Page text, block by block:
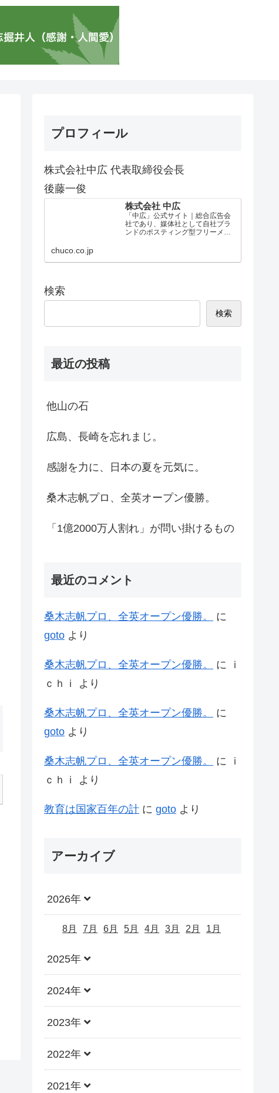
プロフィール
株式会社中広 代表取締役会長
後藤一俊
株式会社 中広
「中広」公式サイト｜総合広告会
社であり、媒体社として自社ブラ
ンドのポスティング型フリーメデ
chuco.co.jp
検索
検索
最近の投稿
他山の石
広島、長崎を忘れまじ。
感謝を力に、日本の夏を元気に。
桑木志帆プロ、全英オープン優勝。
「1億2000万人割れ」が問い掛けるもの
最近のコメント
桑木志帆プロ、全英オープン優勝。
に
goto より
桑木志帆プロ、全英オープン優勝。 に
ｉ
ｃｈｉ
より
桑木志帆プロ、全英オープン優勝。
に
goto より
桑木志帆プロ、全英オープン優勝。 に
ｉ
ｃｈｉ
より
教育は国家百年の計 に goto より
アーカイブ
2026年
8月 7月 6月 5月 4月 3月 2月 1月
2025年
2024年
2023年
2022年
2021年